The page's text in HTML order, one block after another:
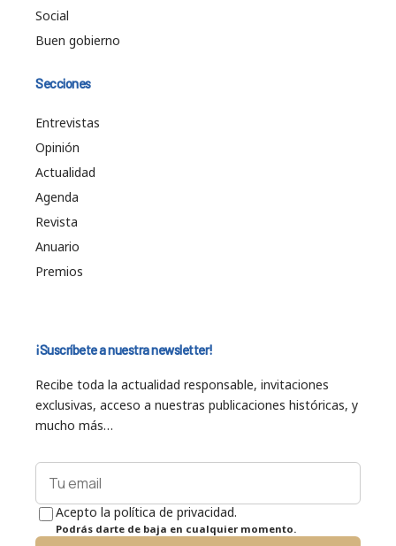
Social
Buen gobierno
Secciones
Entrevistas
Opinión
Actualidad
Agenda
Revista
Anuario
Premios
¡Suscríbete a nuestra newsletter!
Recibe toda la actualidad responsable, invitaciones
exclusivas, acceso a nuestras publicaciones históricas, y
mucho más…
Acepto la política de privacidad.
Podrás darte de baja en cualquier momento.